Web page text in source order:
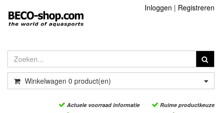
Inloggen | Registreren
Winkelwagen 0 product(en)
Actuele voorraad informatie
Ruime productkeuze